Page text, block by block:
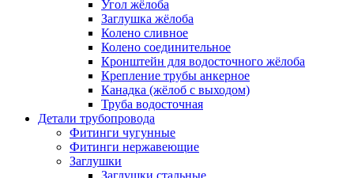
Угол жёлоба
Заглушка жёлоба
Колено сливное
Колено соединительное
Кронштейн для водосточного жёлоба
Крепление трубы анкерное
Канадка (жёлоб с выходом)
Труба водосточная
Детали трубопровода
Фитинги чугунные
Фитинги нержавеющие
Заглушки
Заглушки стальные